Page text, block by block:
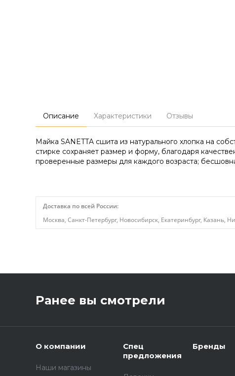
Описание Характеристики Отзывы
Майка SANETTA сшита из натурального хлопка на
стирке сохраняет размер и форму, благодаря
проверенные размеры для каждого возраста;
Доставка по всей России:
Москва, Санкт-Петербург, Новосибирск, Екатеринбург,
Ранее вы смотрели
О компании
Наши магазины
Спец
предложения
Бренды